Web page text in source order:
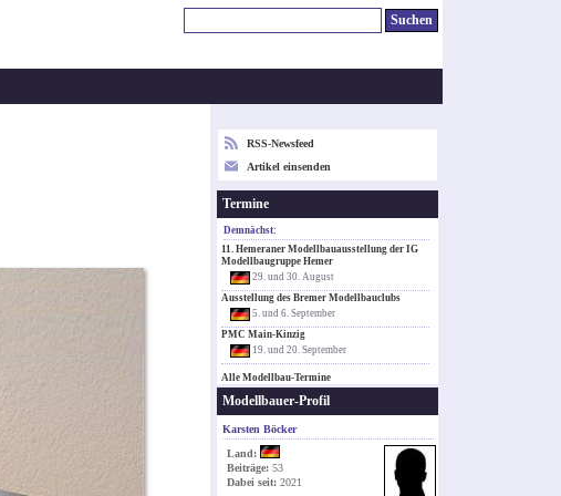
RSS-Newsfeed
Artikel einsenden
Termine
Demnächst:
11. Hemeraner Modellbauausstellung der IG
Modellbaugruppe Hemer
29. und 30. August
Ausstellung des Bremer Modellbauclubs
5. und 6. September
PMC Main-Kinzig
19. und 20. September
Alle Modellbau-Termine
Modellbauer-Profil
Karsten Böcker
Land:
Beiträge: 53
Dabei seit: 2021